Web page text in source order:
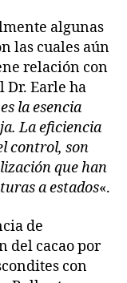
algunas
las cuales aún
relación con
Dr. Earle ha
la esencia
La eficiencia
control, son
que han
a estados«.
de
del cacao por
con